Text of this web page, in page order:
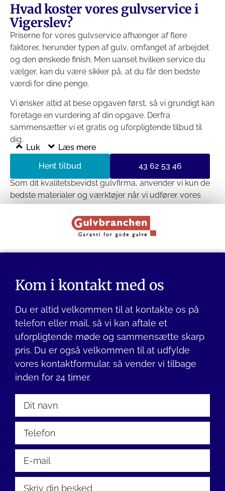
Hvad koster vores gulvservice i
Vigerslev?
Priserne for vores gulvservice afhænger af flere
faktorer, herunder typen af gulv, omfanget af arbejdet
og den ønskede finish. Men uanset hvilken service du
vælger, kan du være sikker på, at du får den bedste
værdi for dine penge.
Vi ønsker altid at bese opgaven først, så vi grundigt kan
foretage en vurdering af din opgave. Derfra
sammensætter vi et gratis og uforpligtende tilbud til
dig.
hvad der skal til for at levere et professionelt arbejde.
Som dit kvalitetsbevidst gulvfirma, anvender vi kun de
bedste materialer og værktøjer når vi udfører vores
arbejde.
Kontakt os i dag for at få mere information om vores
priser og for at få et uforpligtende tilbud. Vi står altid
klar til at hjælpe dig med at opnå de bedste resultater.
Luk
Læs mere
Hent tilbud
43 62 53 46
Kom i kontakt med os
Du er altid velkommen til at kontakte os på
telefon eller mail, så vi kan aftale et
uforpligtende møde og sammensætte skarp
pris. Du er også velkommen til at udfylde
vores kontaktformular, så vender vi tilbage
inden for 24 timer.